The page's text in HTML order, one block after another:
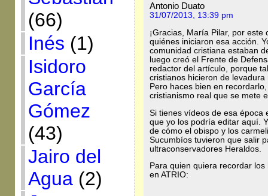
(66)
Inés (1)
Isidoro
García
Gómez
(43)
Jairo del
Agua(2)
Antonio Duato
31/07/2013, 13:39 pm
¡Gracias, María Pilar, por
quiénes iniciaron esa acción.
comunidad cristiana estaban
luego creó el Frente de
redactor del artículo, porque
cristianos hicieron de
Pero haces bien en
cristianismo real que se mete
Si tienes vídeos de esa época
que yo los podría editar aquí.
de cómo el obispo y los
Sucumbíos tuvieron que salir
ultraconservadores Heraldos.
Para quien quiera recordar
en ATRIO: